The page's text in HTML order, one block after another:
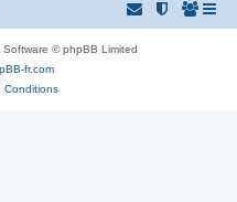
Software © phpBB Limited
fr.com
Conditions